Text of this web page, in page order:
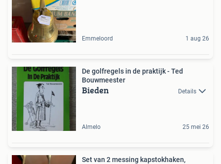
Emmeloord 1 aug 26
De golfregels in de praktijk - Ted
Bouwmeester
Bieden Details
Almelo 25 mei 26
Set van 2 messing kapstokhaken,